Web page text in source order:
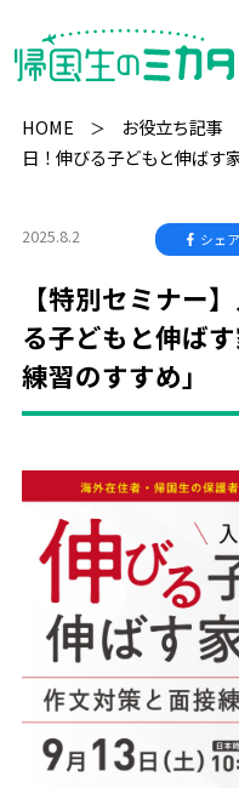
HOME お役立ち記事
日！伸びる子どもと伸ばす
2025.8.2 シェア
【特別セミナー
る子どもと伸ば
練習のすすめ」